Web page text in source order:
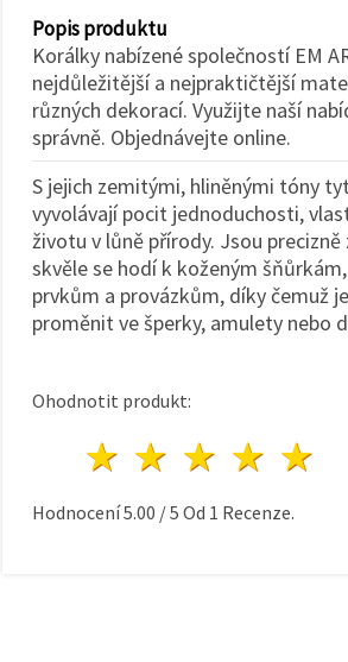
Popis produktu
Korálky nabízené společností EM
nejdůležitější a nejpraktičtější
různých dekorací. Využijte naší
správně. Objednávejte online.
S jejich zemitými, hliněnými tóny
vyvolávají pocit jednoduchosti,
životu v lůně přírody. Jsou precizně
skvěle se hodí k koženým
prvkům a provázkům, díky čemuž
proměnit ve šperky, amulety nebo
Ohodnotit produkt:
4
3 hvězdy
2 hvězdy
1 hvězda
Hodnocení5.00 /5 Od 1 Recenze.